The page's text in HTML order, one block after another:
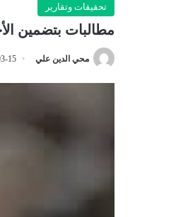
تحقيقات وتقارير
مطالبات بتضمين
محي الدين علي 15